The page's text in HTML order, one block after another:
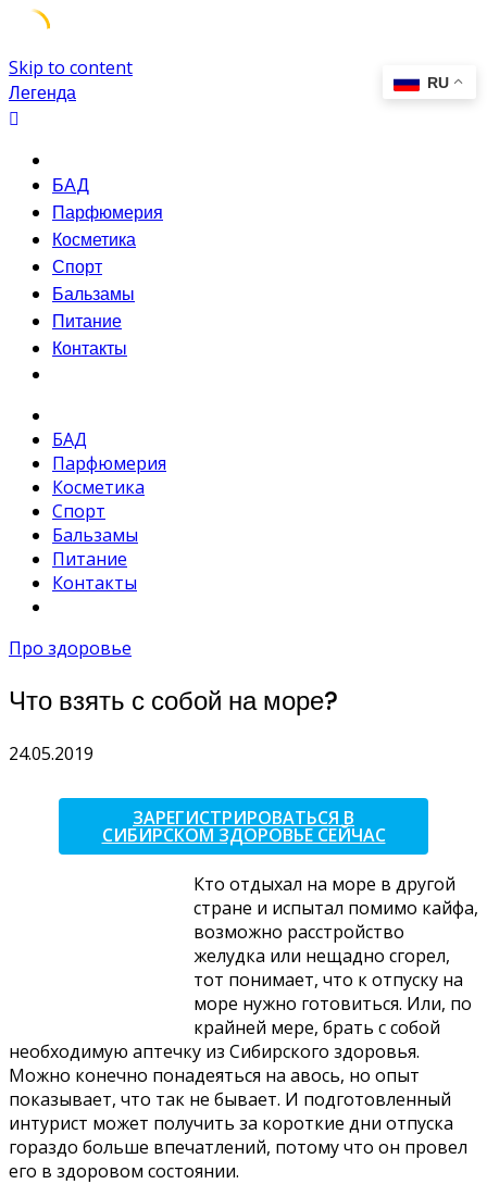
Skip to content
Легенда
БАД
Парфюмерия
Косметика
Спорт
Бальзамы
Питание
Контакты
БАД
Парфюмерия
Косметика
Спорт
Бальзамы
Питание
Контакты
Про здоровье
Что взять с собой на море?
24.05.2019
ЗАРЕГИСТРИРОВАТЬСЯ В
СИБИРСКОМ ЗДОРОВЬЕ СЕЙЧАС
Кто отдыхал на море в другой
стране и испытал помимо кайфа,
возможно расстройство
желудка или нещадно сгорел,
тот понимает, что к отпуску на
море нужно готовиться. Или, по
крайней мере, брать с собой
необходимую аптечку из Сибирского здоровья.
Можно конечно понадеяться на авось, но опыт
показывает, что так не бывает. И подготовленный
интурист может получить за короткие дни отпуска
гораздо больше впечатлений, потому что он провел
его в здоровом состоянии.